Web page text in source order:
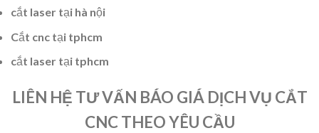
cắt laser tại hà nội
Cắt cnc tại tphcm
cắt laser tại tphcm
LIÊN HỆ TƯ VẤN BÁO GIÁ DỊCH VỤ CẮT
CNC THEO YÊU CẦU